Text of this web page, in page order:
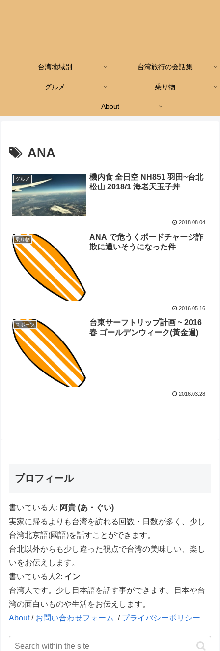
台湾地域別 台湾旅行の会話集
グルメ 乗り物
About
ANA
グルメ
機内食 全日空 NH851 羽田~台北
松山 2018/1 海老天玉子丼
2018.08.04
乗り物
ANA で危うくボードチャージ詐
欺に遭いそうになった件
2016.05.16
スポーツ
台東サーフトリップ計画 ~ 2016
春 ゴールデンウィーク(黃金週)
2016.03.28
プロフィール
書いている人: 阿貴 (あ・ぐい)
実家に帰るよりも台湾を訪れる回数・日数が多く、少し
台湾北京語(國語)を話すことができます。
台北以外からも少し違った視点で台湾の美味しい、楽し
いをお伝えします。
書いている人2: イン
台湾人です。少し日本語を話す事ができます。日本や台
湾の面白いものや生活をお伝えします。
About/ お問い合わせフォーム / プライバシーポリシー